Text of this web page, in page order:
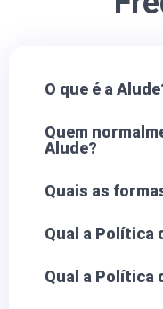
O que é a
Quem
Alude?
Quais as
Qual a Política
Qual a Política